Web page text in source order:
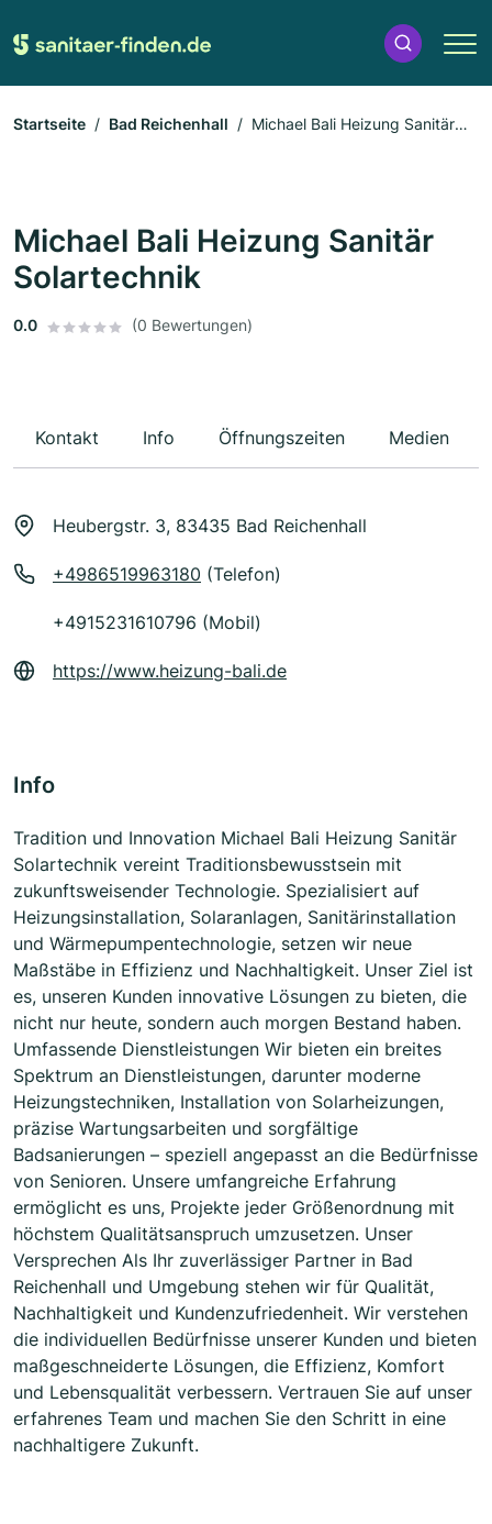
Startseite Bad Reichenhall
Michael Bali Heizung Sanitär
Michael Bali Heizung Sanitär
Solartechnik
0.0 (0 Bewertungen)
Kontakt Info Öffnungszeiten Medien
Heubergstr. 3, 83435 Bad Reichenhall
+4986519963180 (Telefon)
+4915231610796 (Mobil)
https://www.heizung-bali.de
Info
Tradition und Innovation Michael Bali Heizung Sanitär
Solartechnik vereint Traditionsbewusstsein mit
zukunftsweisender Technologie. Spezialisiert auf
Heizungsinstallation, Solaranlagen, Sanitärinstallation
und Wärmepumpentechnologie, setzen wir neue
Maßstäbe in Effizienz und Nachhaltigkeit. Unser Ziel ist
es, unseren Kunden innovative Lösungen zu bieten, die
nicht nur heute, sondern auch morgen Bestand haben.
Umfassende Dienstleistungen Wir bieten ein breites
Spektrum an Dienstleistungen, darunter moderne
Heizungstechniken, Installation von Solarheizungen,
präzise Wartungsarbeiten und sorgfältige
Badsanierungen – speziell angepasst an die Bedürfnisse
von Senioren. Unsere umfangreiche Erfahrung
ermöglicht es uns, Projekte jeder Größenordnung mit
höchstem Qualitätsanspruch umzusetzen. Unser
Versprechen Als Ihr zuverlässiger Partner in Bad
Reichenhall und Umgebung stehen wir für Qualität,
Nachhaltigkeit und Kundenzufriedenheit. Wir verstehen
die individuellen Bedürfnisse unserer Kunden und bieten
maßgeschneiderte Lösungen, die Effizienz, Komfort
und Lebensqualität verbessern. Vertrauen Sie auf unser
erfahrenes Team und machen Sie den Schritt in eine
nachhaltigere Zukunft.